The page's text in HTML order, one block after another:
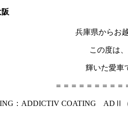
兵庫県からお
この度は
輝いた愛車
＝＝＝＝＝＝＝＝＝
：ADDICTIV COATING ADⅡ